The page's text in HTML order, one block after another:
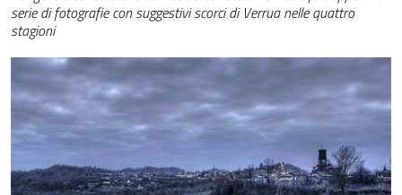
serie di fotografie con suggestivi scorci di Verrua nelle quattro
stagioni